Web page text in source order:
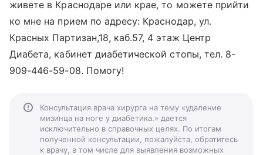
живете в Краснодаре или крае, то можете прийти
ко мне на прием по адресу: Краснодар, ул.
Красных Партизан,18, каб.57, 4 этаж Центр
Диабета, кабинет диабетической стопы, тел. 8-
909-446-59-08. Помогу!
Консультация врача хирурга на тему «удаление
мизинца на ноге у диабетика.» дается
исключительно в справочных целях. По итогам
полученной консультации, пожалуйста, обратитесь
к врачу, в том числе для выявления возможных